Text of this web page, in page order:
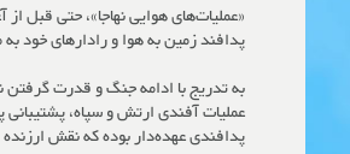
«عملیات‌های هوایی نهاجا»، حتی قبل
پدافند زمین به هوا و رادارهای خود
عملیات آفندی ارتش و سپاه،
پدافندی عهده‌دار بوده که نقش ارزنده این اقدامات